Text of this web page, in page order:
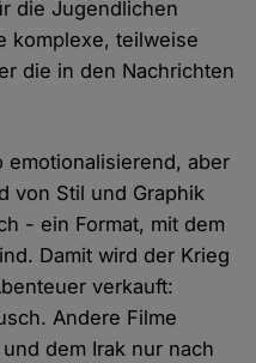
die Jugendlichen
komplexe, teilweise
die in den Nachrichten
aber
von Stil und Graphik
- ein Format, mit dem
Damit wird der Krieg
verkauft:
Andere Filme
dem Irak nur nach